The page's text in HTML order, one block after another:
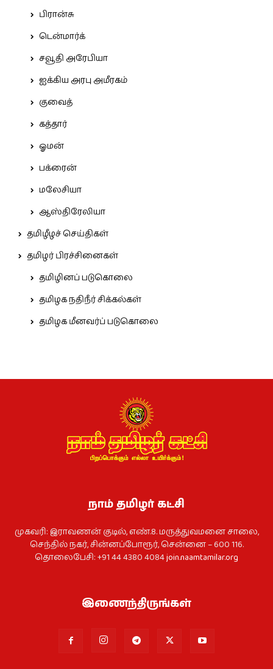
பிரான்சு
டென்மார்க்
சவூதி அரேபியா
ஐக்கிய அரபு அமீரகம்
குவைத்
கத்தார்
ஓமன்
பக்ரைன்
மலேசியா
ஆஸ்திரேலியா
தமிழீழச் செய்திகள்
தமிழர் பிரச்சினைகள்
தமிழினப் படுகொலை
தமிழக நதிநீர் சிக்கல்கள்
தமிழக மீனவர்ப் படுகொலை
நாம் தமிழர் கட்சி
முகவரி: இராவணன் குடில், எண்.8. மருத்துவமனை சாலை,
செந்தில் நகர், சின்னப்போரூர், சென்னை – 600 116.
தொலைபேசி: +91 44 4380 4084join.naamtamilar.org
இணைந்திருங்கள்